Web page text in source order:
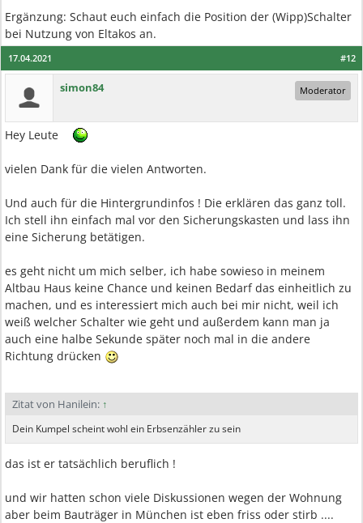
Ergänzung: Schaut euch einfach die Position der (Wipp)Schalter
bei Nutzung von Eltakos an.
#12
17.04.2021
simon84 Moderator
Hey Leute
vielen Dank für die vielen Antworten.
Und auch für die Hintergrundinfos ! Die erklären das ganz toll.
Ich stell ihn einfach mal vor den Sicherungskasten und lass ihn
eine Sicherung betätigen.
es geht nicht um mich selber, ich habe sowieso in meinem
Altbau Haus keine Chance und keinen Bedarf das einheitlich zu
machen, und es interessiert mich auch bei mir nicht, weil ich
weiß welcher Schalter wie geht und außerdem kann man ja
auch eine halbe Sekunde später noch mal in die andere
Richtung drücken
Zitat von Hanilein: ↑
Dein Kumpel scheint wohl ein Erbsenzähler zu sein
das ist er tatsächlich beruflich !
und wir hatten schon viele Diskussionen wegen der Wohnung
aber beim Bauträger in München ist eben friss oder stirb ....